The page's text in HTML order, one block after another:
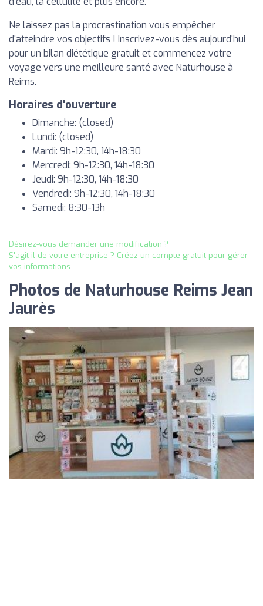
Ne laissez pas la procrastination vous empêcher
d'atteindre vos objectifs ! Inscrivez-vous dès aujourd'hui
pour un bilan diététique gratuit et commencez votre
voyage vers une meilleure santé avec Naturhouse à
Reims.
Horaires d'ouverture
Dimanche: (closed)
Lundi: (closed)
Mardi: 9h-12:30, 14h-18:30
Mercredi: 9h-12:30, 14h-18:30
Jeudi: 9h-12:30, 14h-18:30
Vendredi: 9h-12:30, 14h-18:30
Samedi: 8:30-13h
Désirez-vous demander une modification ?
S'agit-il de votre entreprise ? Créez un compte gratuit pour gérer
vos informations
Photos de Naturhouse Reims Jean
Jaurès